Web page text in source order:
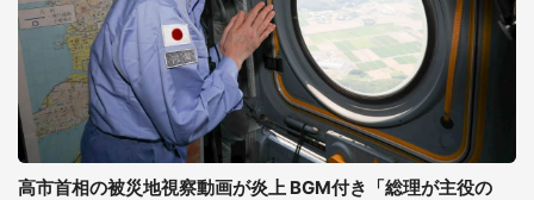
高市首相の被災地視察動画が炎上 BGM付き「総理が主役の